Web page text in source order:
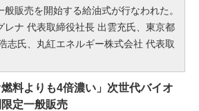
販売を開始する給油式が行なわれた。
レナ 代表取締役社長 出雲充氏、東京都
志氏、丸紅エネルギー株式会社 代表取
燃料よりも4倍濃い」次世代バイオ
定一般販売